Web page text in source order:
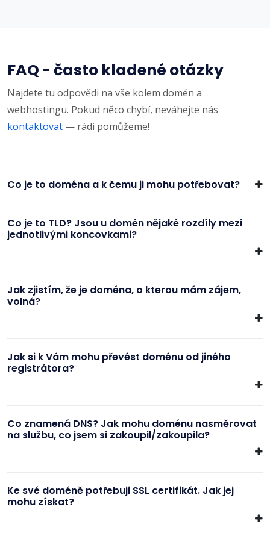
FAQ - často kladené otázky
Najdete tu odpovědi na vše kolem domén a
webhostingu. Pokud něco chybí, neváhejte nás
kontaktovat — rádi pomůžeme!
Co je to doména a k čemu ji mohu potřebovat?
Co je to TLD? Jsou u domén nějaké rozdíly mezi
jednotlivými koncovkami?
Jak zjistím, že je doména, o kterou mám zájem,
volná?
Jak si k Vám mohu převést doménu od jiného
registrátora?
Co znamená DNS? Jak mohu doménu nasměrovat
na službu, co jsem si zakoupil/zakoupila?
Ke své doméně potřebuji SSL certifikát. Jak jej
mohu získat?